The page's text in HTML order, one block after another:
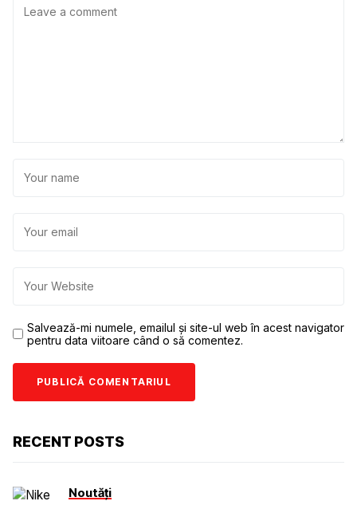
Salvează-mi numele, emailul și site-ul web în acest navigator
pentru data viitoare când o să comentez.
RECENT POSTS
Noutăți